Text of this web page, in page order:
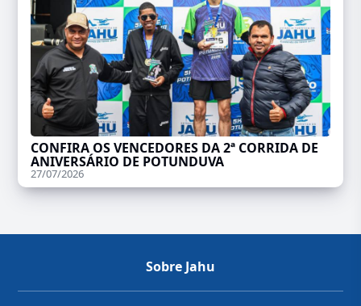
CONFIRA OS VENCEDORES DA 2ª CORRIDA DE
ANIVERSÁRIO DE POTUNDUVA
27/07/2026
Sobre Jahu